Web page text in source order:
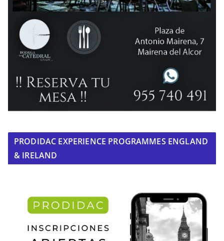
PRODIDAC EXPERIENCE PROGRAMMES ENGLAND
& IRELAND